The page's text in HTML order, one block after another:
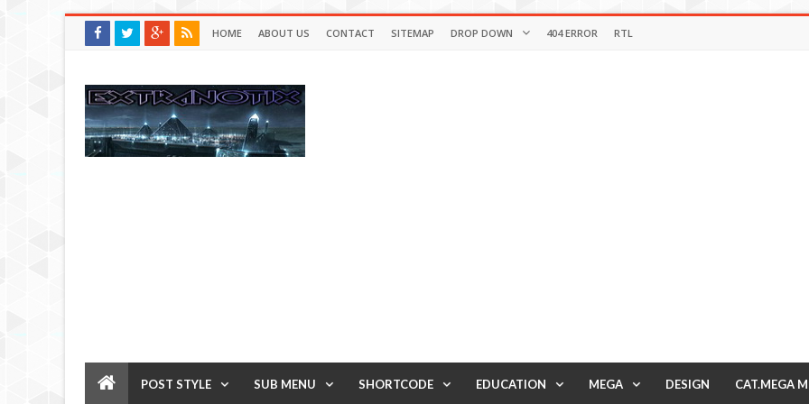
HOME ABOUT US CONTACT SITEMAP DROP DOWN 404 ERROR RTL
POST STYLE SUB MENU SHORTCODE EDUCATION MEGA DESIGN CAT.MEGA